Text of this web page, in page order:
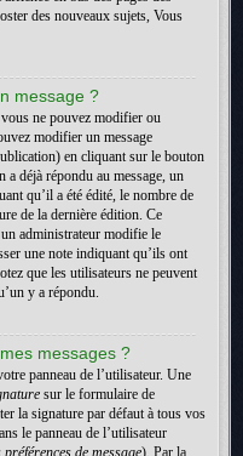
des nouveaux sujets, Vous
message ?
ne pouvez modifier ou
modifier un message
en cliquant sur le bouton
a déjà répondu au message, un
qu’il a été édité, le nombre de
de la dernière édition. Ce
administrateur modifie le
une note indiquant qu’ils ont
que les utilisateurs ne peuvent
y a répondu.
messages ?
panneau de l’utilisateur. Une
sur le formulaire de
la signature par défaut à tous vos
le panneau de l’utilisateur
de message). Par la